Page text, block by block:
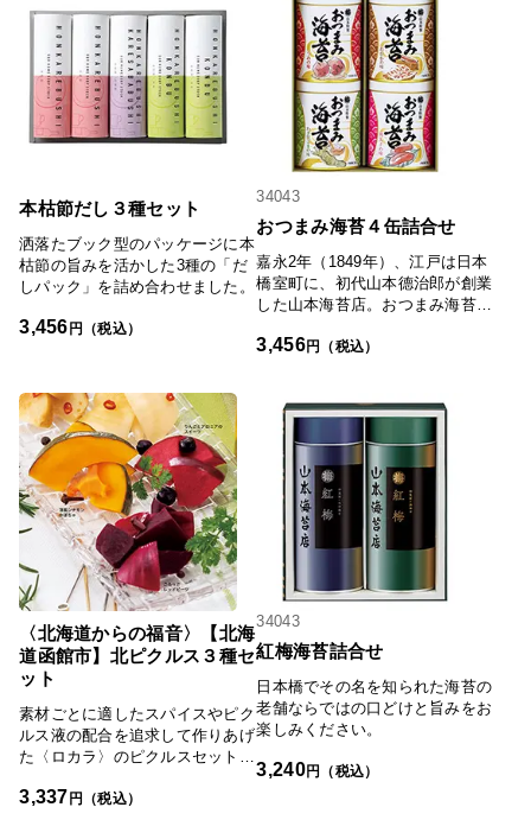
ぼちゃを、「山形の極み」の逸品
「熊野のしずく」の酒粕で粕漬に
しました。シャキシャキとした口
当たりと、上品な味わいを堪能で
きます。「日本の極み」TOPへ
切にして漬物を作り続けていま
す。リンベルでは最もおいしい時
期を限定し、8月1日から9月30日
までのお届けとしました。「日本
の極み」TOPへ
本枯節だし３種セット
洒落たブック型のパッケージに本
枯節の旨みを活かした3種の「だ
しパック」を詰め合わせました。
3,456 円（税込）
34043
おつまみ海苔４缶詰合せ
嘉永2年（1849年）、江戸は日本
橋室町に、初代山本德治郎が創業
した山本海苔店。おつまみ海苔
材をサンドし、味付けや配合など
やつや料理のアクセントとしても
お楽しみいただけます。
3,456円（税込）
〈北海道からの福音〉【北海
道函館市】北ピクルス３種セ
ット
素材ごとに適したスパイスやピク
ルス液の配合を追求して作りあげ
た〈ロカラ〉のピクルスセット。
ルスはそのまま食べてもよし、料
3,337 円（税込）
34043
紅梅海苔詰合せ
日本橋でその名を知られた海苔の
老舗ならではの口どけと旨みをお
楽しみください。
3,240円（税込）